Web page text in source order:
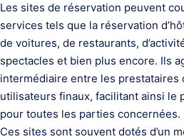
Les sites de réservation peuvent
services tels que la réservation
de voitures, de restaurants,
spectacles et bien plus encore. Ils
intermédiaire entre les prestataires
utilisateurs finaux, facilitant ainsi le
pour toutes les parties concernées.
Ces sites sont souvent dotés d’un